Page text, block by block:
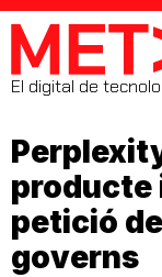
El digital de
producte
petició
governs